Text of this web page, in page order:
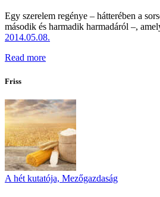
Egy szerelem regénye – hátterében a
második és harmadik harmadáról –,
2014.05.08.
Read more
Friss
A hét kutatója, Mezőgazdaság